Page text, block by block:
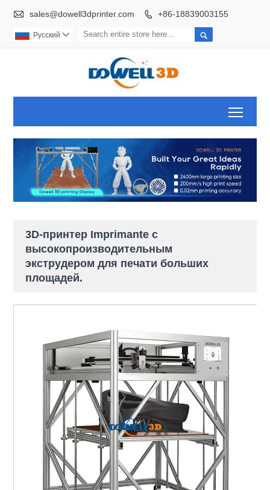
 sales@dowell3dprinter.com  +86-18839003155

Pусский 
3D-принтер Imprimante с
высокопроизводительным
экструдером для печати больших
площадей.